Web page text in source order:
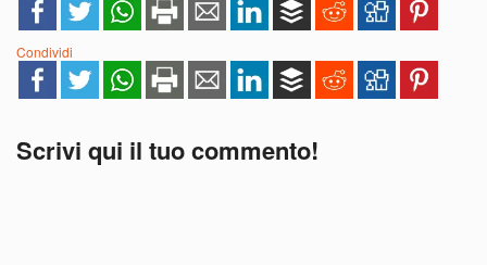
Condividi
Scrivi qui il tuo commento!